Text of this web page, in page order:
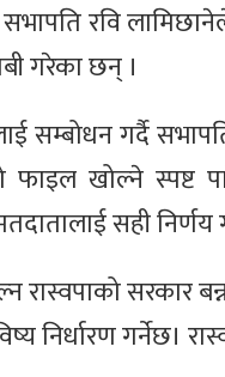
का सभापति रवि
गरेका छन् ।
सम्बोधन गर्दै
खोल्ने स्पष्ट
सही निर्णय
रास्वपाको सरकार
निर्धारण गर्नेछ।